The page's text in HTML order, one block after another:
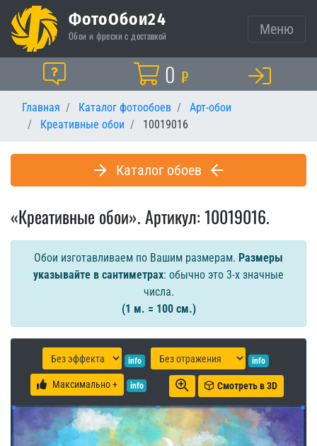
ФотоОбои24
Обои и фрески с доставкой Меню
Помощь Корзина
0 ₽
Главная Каталог фотообоев
Арт-обои
Креативные обои
10019016
Каталог обоев
«Креативные обои». Артикул: 10019016.
Обои изготавливаем по Вашим размерам. Размеры
указывайте в сантиметрах: обычно это 3-х значные
числа.
(1 м. = 100 см.)
info info
Максимально + info Смотреть в 3D